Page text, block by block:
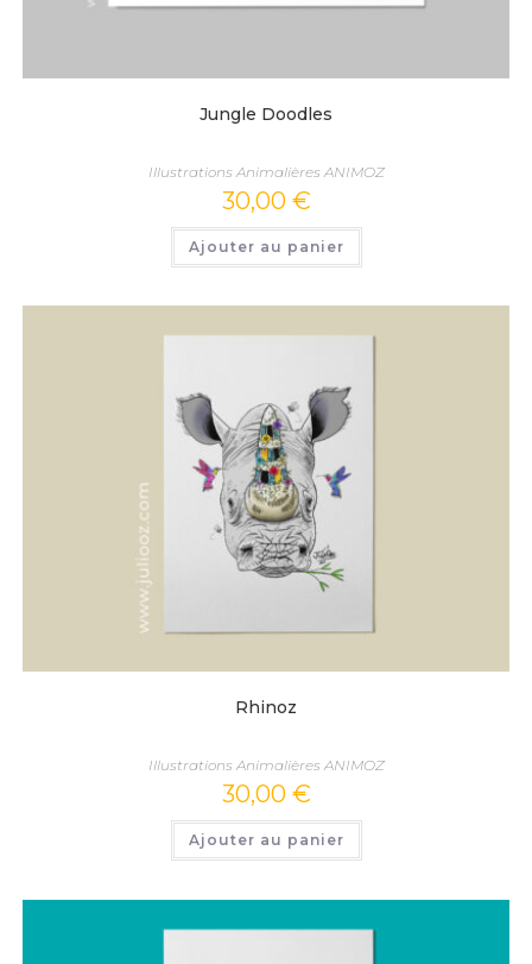
Jungle Doodles
Illustrations Animalières ANIMOZ
30,00 €
Ajouter au panier
Rhinoz
Illustrations Animalières ANIMOZ
30,00 €
Ajouter au panier